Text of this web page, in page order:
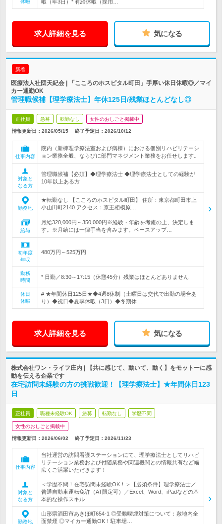
休暇 暇（年3日）* 有給休暇（採用…
求人詳細を見る 気になる
新着
医療法人社団天紀会 | 「こころのホスピタル町田」手厚い休日休暇◎／マイ
カー通勤OK
管理職候補【理学療法士】年休125日/残業ほとんどなし◎
正社員 急募 転勤なし 女性のおしごと掲載中
情報更新日：2026/05/15 終了予定日： 2026/10/12
仕事内容
院内（新棟理学療法室および病棟）における個別リハビリテーシ
ョン業務全般、ならびに部門マネジメント業務をお任せします。
対象と
なる方
管理職候補【必須】◆理学療法士 ◆理学療法士としての経験が
10年以上ある方
勤務地
★転勤なし 【こころのホスピタル町田】 住所：東京都町田市上
小山田町2140 アクセス：京王相模原…
給与
月給320,000円～350,000円※経験・年齢を考慮の上、決定しま
す。※月給には一律手当を含みます。ベースアップ…
初年度
年収
480万円～525万円
勤務
時間
* 日勤／8:30～17:15（休憩45分）残業はほとんどありません
休日
休暇
# ★年間休日125日★◆4週8休制（土曜日は交代で出勤の場合あ
り）◆祝日◆夏季休暇（3日）◆冬期休…
求人詳細を見る 気になる
株式会社ワン・ライフ庄内 | 【共に感じて、動いて、動く】をモットーに感
動を伝える企業です
在宅訪問未経験の方の挑戦歓迎！【理学療法士】★年間休日123
日
正社員 職種未経験OK 急募 転勤なし 学歴不問
女性のおしごと掲載中
情報更新日：2026/06/02 終了予定日： 2026/11/23
仕事内容
当社運営の訪問看護ステーションにて、理学療法士としてリハビ
リテーション業務および付随業務や関連機関との情報共有など幅
広くご活躍いただきます！
対象と
なる方
＜学歴不問！在宅訪問未経験OK！＞【必須条件】理学療法士／
普通自動車運転免許（AT限定可）／Excel、Word、iPadなどの基
本的な操作スキル
勤務地
山形県酒田市あきほ町654-1 ◎受動喫煙対策について：敷地内全
面禁煙 ◎マイカー通勤OK！駐車場…